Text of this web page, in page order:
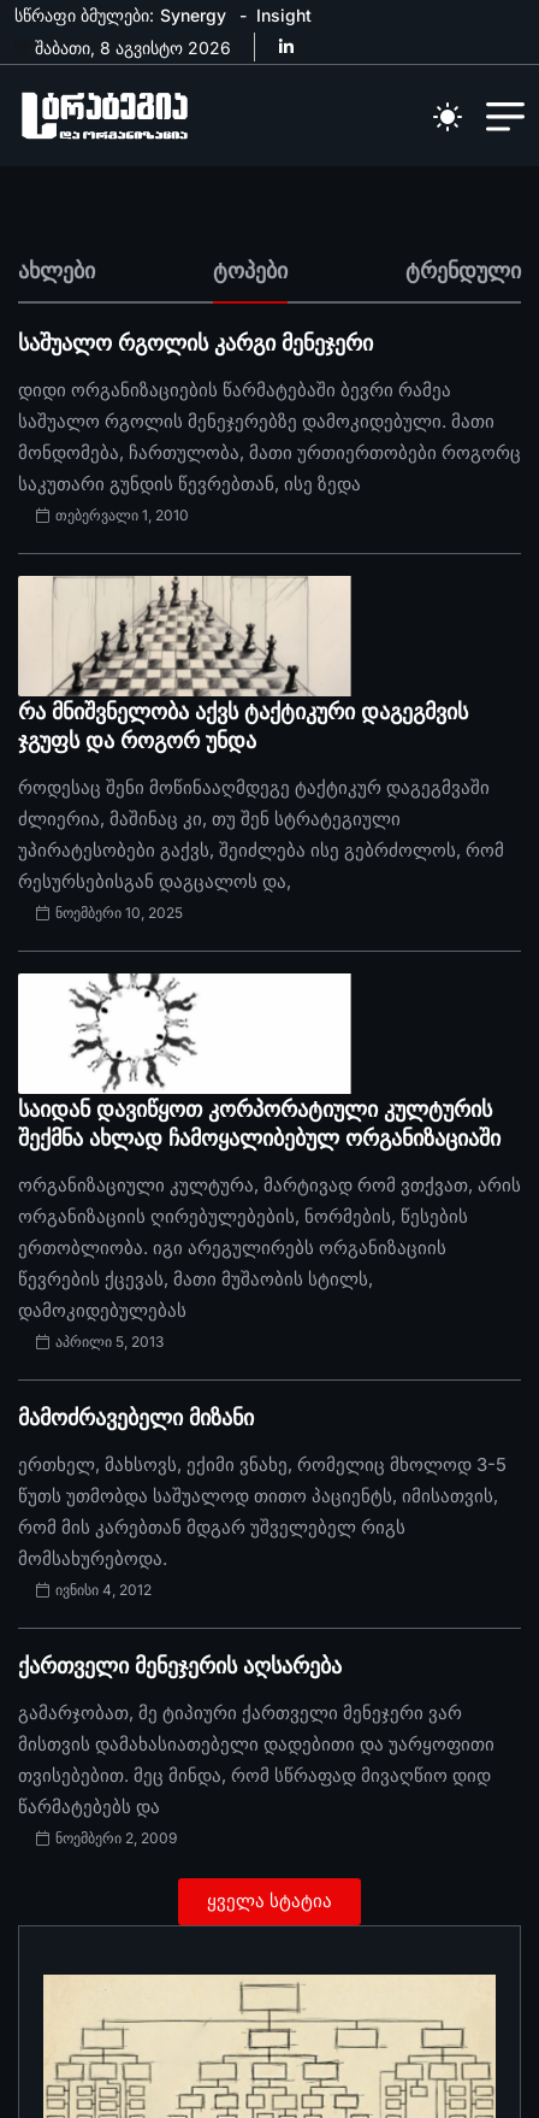
სწრაფი ბმულები: Synergy
Insight
შაბათი, 8 აგვისტო 2026
ახლები ტოპები ტრენდული
საშუალო რგოლის კარგი მენეჯერი
დიდი ორგანიზაციების წარმატებაში ბევრი რამეა
საშუალო რგოლის მენეჯერებზე დამოკიდებული. მათი
მონდომება, ჩართულობა, მათი ურთიერთობები როგორც
საკუთარი გუნდის წევრებთან, ისე ზედა
თებერვალი 1, 2010
რა მნიშვნელობა აქვს ტაქტიკური დაგეგმვის
ჯგუფს და როგორ უნდა
როდესაც შენი მოწინააღმდეგე ტაქტიკურ დაგეგმვაში
ძლიერია, მაშინაც კი, თუ შენ სტრატეგიული
უპირატესობები გაქვს, შეიძლება ისე გებრძოლოს, რომ
რესურსებისგან დაგცალოს და,
ნოემბერი 10, 2025
საიდან დავიწყოთ კორპორატიული კულტურის
შექმნა ახლად ჩამოყალიბებულ ორგანიზაციაში
ორგანიზაციული კულტურა, მარტივად რომ ვთქვათ, არის
ორგანიზაციის ღირებულებების, ნორმების, წესების
ერთობლიობა. იგი არეგულირებს ორგანიზაციის
წევრების ქცევას, მათი მუშაობის სტილს,
დამოკიდებულებას
აპრილი 5, 2013
მამოძრავებელი მიზანი
ერთხელ, მახსოვს, ექიმი ვნახე, რომელიც მხოლოდ 3-5
წუთს უთმობდა საშუალოდ თითო პაციენტს, იმისათვის,
რომ მის კარებთან მდგარ უშველებელ რიგს
მომსახურებოდა.
ივნისი 4, 2012
ქართველი მენეჯერის აღსარება
გამარჯობათ, მე ტიპიური ქართველი მენეჯერი ვარ
მისთვის დამახასიათებელი დადებითი და უარყოფითი
თვისებებით. მეც მინდა, რომ სწრაფად მივაღწიო დიდ
წარმატებებს და
ნოემბერი 2, 2009
ყველა სტატია